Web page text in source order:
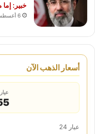
خبير:
6 أغسطس، 2026
أسعار الذهب الآن
عيار 21 (الأكثر مبيعاً)
عيار 24